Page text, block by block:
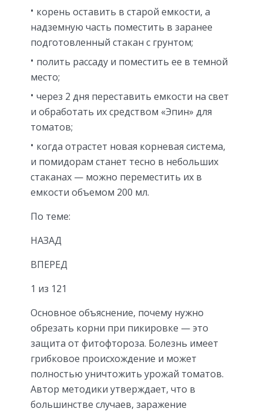
корень оставить в старой емкости, а
надземную часть поместить в заранее
подготовленный стакан с грунтом;
полить рассаду и поместить ее в темной
место;
через 2 дня переставить емкости на свет
и обработать их средством «Эпин» для
томатов;
когда отрастет новая корневая система,
и помидорам станет тесно в небольших
стаканах — можно переместить их в
емкости объемом 200 мл.
По теме:
НАЗАД
ВПЕРЕД
1 из 121
Основное объяснение, почему нужно
обрезать корни при пикировке — это
защита от фитофтороза. Болезнь имеет
грибковое происхождение и может
полностью уничтожить урожай томатов.
Автор методики утверждает, что в
большинстве случаев, заражение